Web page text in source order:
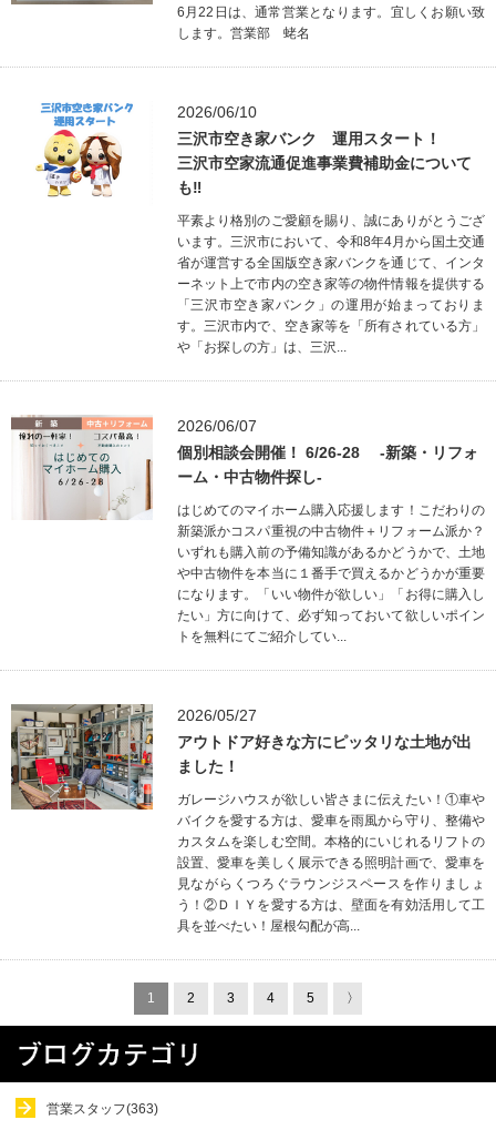
6月22日は、通常営業となります。宜しくお願い致
します。営業部 蛯名
2026/06/10
三沢市空き家バンク 運用スタート！
三沢市空家流通促進事業費補助金について
も‼
平素より格別のご愛顧を賜り、誠にありがとうござ
います。三沢市において、令和8年4月から国土交通
省が運営する全国版空き家バンクを通じて、インタ
ーネット上で市内の空き家等の物件情報を提供する
「三沢市空き家バンク」の運用が始まっておりま
す。三沢市内で、空き家等を「所有されている方」
や「お探しの方」は、三沢...
2026/06/07
個別相談会開催！ 6/26-28 -新築・リフォ
ーム・中古物件探し-
はじめてのマイホーム購入応援します！こだわりの
新築派かコスパ重視の中古物件＋リフォーム派か？
いずれも購入前の予備知識があるかどうかで、土地
や中古物件を本当に１番手で買えるかどうかが重要
になります。「いい物件が欲しい」「お得に購入し
たい」方に向けて、必ず知っておいて欲しいポイン
トを無料にてご紹介してい...
2026/05/27
アウトドア好きな方にピッタリな土地が出
ました！
ガレージハウスが欲しい皆さまに伝えたい！①車や
バイクを愛する方は、愛車を雨風から守り、整備や
カスタムを楽しむ空間。本格的にいじれるリフトの
設置、愛車を美しく展示できる照明計画で、愛車を
見ながらくつろぐラウンジスペースを作りましょ
う！②ＤＩＹを愛する方は、壁面を有効活用して工
具を並べたい！屋根勾配が高...
1 2 3 4 5 〉
営業スタッフ(363)